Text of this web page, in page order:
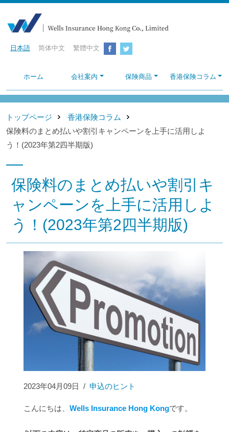
日本語 简体中文 繁體中文
ホーム 会社案内 保険商品 香港保険コラム
トップページ
香港保険コラム
保険料のまとめ払いや割引キャンペーンを上手に活用しよ
う！(2023年第2四半期版)
保険料のまとめ払いや割引キ
ャンペーンを上手に活用しよ
う！(2023年第2四半期版)
2023年04月09日 / 申込のヒント
こんにちは、 Wells Insurance Hong Kongです。